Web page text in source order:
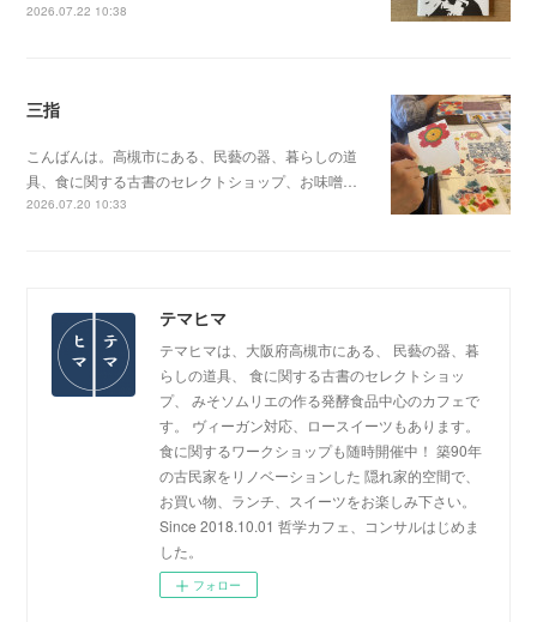
2026.07.22 10:38
三指
こんばんは。高槻市にある、民藝の器、暮らしの道
具、食に関する古書のセレクトショップ、お味噌…
2026.07.20 10:33
テマヒマ
テマヒマは、大阪府高槻市にある、 民藝の器、暮
らしの道具、 食に関する古書のセレクトショッ
プ、 みそソムリエの作る発酵食品中心のカフェで
す。 ヴィーガン対応、ロースイーツもあります。
食に関するワークショップも随時開催中！ 築90年
の古民家をリノベーションした 隠れ家的空間で、
お買い物、ランチ、スイーツをお楽しみ下さい。
Since 2018.10.01 哲学カフェ、コンサルはじめま
した。
フォロー